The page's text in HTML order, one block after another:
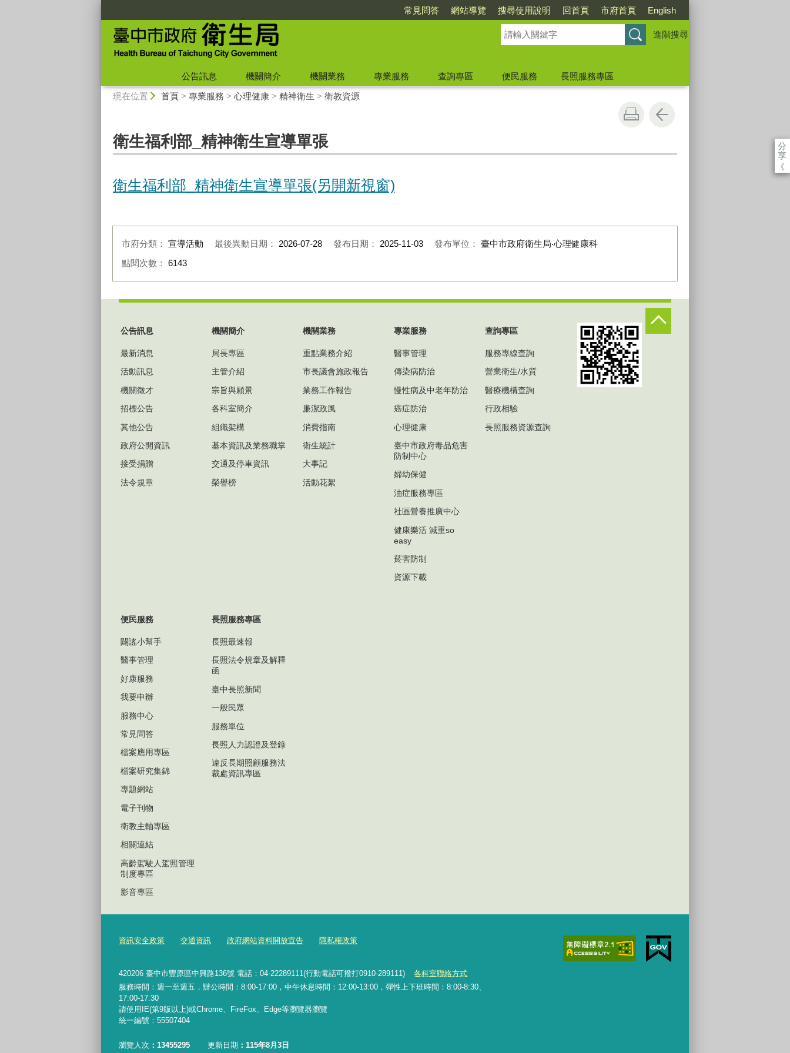
常見問答 網站導覽 搜尋使用說明 回首頁 市府首頁 English
進階搜尋
公告訊息 機關簡介 機關業務 專業服務 查詢專區 便民服務
長照服務專區
現在位置 首頁> 專業服務 > 心理健康> 精神衛生 > 衛教資源
分
享
《
衛生福利部_精神衛生宣導單張
衛生福利部_精神衛生宣導單張(另開新視窗)
市府分類： 宣導活動 最後異動日期： 2026-07-28 發布日期： 2025-11-03 發布單位： 臺中市政府衛生局‧心理健康科
點閱次數： 6143
公告訊息
最新消息
活動訊息
機關徵才
招標公告
其他公告
政府公開資訊
接受捐贈
法令規章
機關簡介
局長專區
主管介紹
宗旨與願景
各科室簡介
組織架構
基本資訊及業務職掌
交通及停車資訊
榮譽榜
機關業務
重點業務介紹
市長議會施政報告
業務工作報告
廉潔政風
消費指南
衛生統計
大事記
活動花絮
專業服務
醫事管理
傳染病防治
慢性病及中老年防治
癌症防治
心理健康
臺中市政府毒品危害
防制中心
婦幼保健
油症服務專區
社區營養推廣中心
健康樂活 減重so
easy
菸害防制
資源下載
查詢專區
服務專線查詢
營業衛生/水質
醫療機構查詢
行政相驗
長照服務資源查詢
便民服務
闢謠小幫手
醫事管理
好康服務
我要申辦
服務中心
常見問答
檔案應用專區
檔案研究集錦
專題網站
電子刊物
衛教主軸專區
相關連結
高齡駕駛人駕照管理
制度專區
影音專區
長照服務專區
長照最速報
長照法令規章及解釋
函
臺中長照新聞
一般民眾
服務單位
長照人力認證及登錄
違反長期照顧服務法
裁處資訊專區
資訊安全政策 交通資訊 政府網站資料開放宣告 隱私權政策
420206 臺中市豐原區中興路136號 電話：04-22289111(行動電話可撥打0910-289111)
各科室聯絡方式
服務時間：週一至週五，辦公時間：8:00-17:00，中午休息時間：12:00-13:00，彈性上下班時間：8:00-8:30、
17:00-17:30
請使用IE(第9版以上)或Chrome、FireFox、Edge等瀏覽器瀏覽
統一編號：55507404
瀏覽人次 13455295 更新日期 115年8月3日